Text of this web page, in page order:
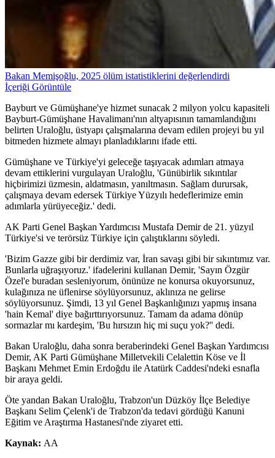
Bakan Memişoğlu, 2025 ölüm istatistiklerini değerlendirdi
İçeriği Görüntüle
Bayburt ve Gümüşhane'ye hizmet sunacak 2 milyon yolcu kapasiteli
Bayburt-Gümüşhane Havalimanı'nın altyapısının tamamlandığını
belirten Uraloğlu, üstyapı çalışmalarına devam edilen projeyi bu yıl
bitmeden hizmete almayı planladıklarını ifade etti.
Gümüşhane ve Türkiye'yi geleceğe taşıyacak adımları atmaya
devam ettiklerini vurgulayan Uraloğlu, 'Günübirlik sıkıntılar
hiçbirimizi üzmesin, aldatmasın, yanıltmasın. Sağlam durursak,
çalışmaya devam edersek Türkiye Yüzyılı hedeflerimize emin
adımlarla yürüyeceğiz.' dedi.
AK Parti Genel Başkan Yardımcısı Mustafa Demir de 21. yüzyıl
Türkiye'si ve terörsüz Türkiye için çalıştıklarını söyledi.
'Bizim Gazze gibi bir derdimiz var, İran savaşı gibi bir sıkıntımız var.
Bunlarla uğraşıyoruz.' ifadelerini kullanan Demir, 'Sayın Özgür
Özel'e buradan sesleniyorum, önünüze ne konursa okuyorsunuz,
kulağınıza ne üflenirse söylüyorsunuz, aklınıza ne gelirse
söylüyorsunuz. Şimdi, 13 yıl Genel Başkanlığınızı yapmış insana
'hain Kemal' diye bağırttırıyorsunuz. Tamam da adama dönüp
sormazlar mı kardeşim, 'Bu hırsızın hiç mi suçu yok?'' dedi.
Bakan Uraloğlu, daha sonra beraberindeki Genel Başkan Yardımcısı
Demir, AK Parti Gümüşhane Milletvekili Celalettin Köse ve İl
Başkanı Mehmet Emin Erdoğdu ile Atatürk Caddesi'ndeki esnafla
bir araya geldi.
Öte yandan Bakan Uraloğlu, Trabzon'un Düzköy İlçe Belediye
Başkanı Selim Çelenk'i de Trabzon'da tedavi gördüğü Kanuni
Eğitim ve Araştırma Hastanesi'nde ziyaret etti.
Kaynak: AA